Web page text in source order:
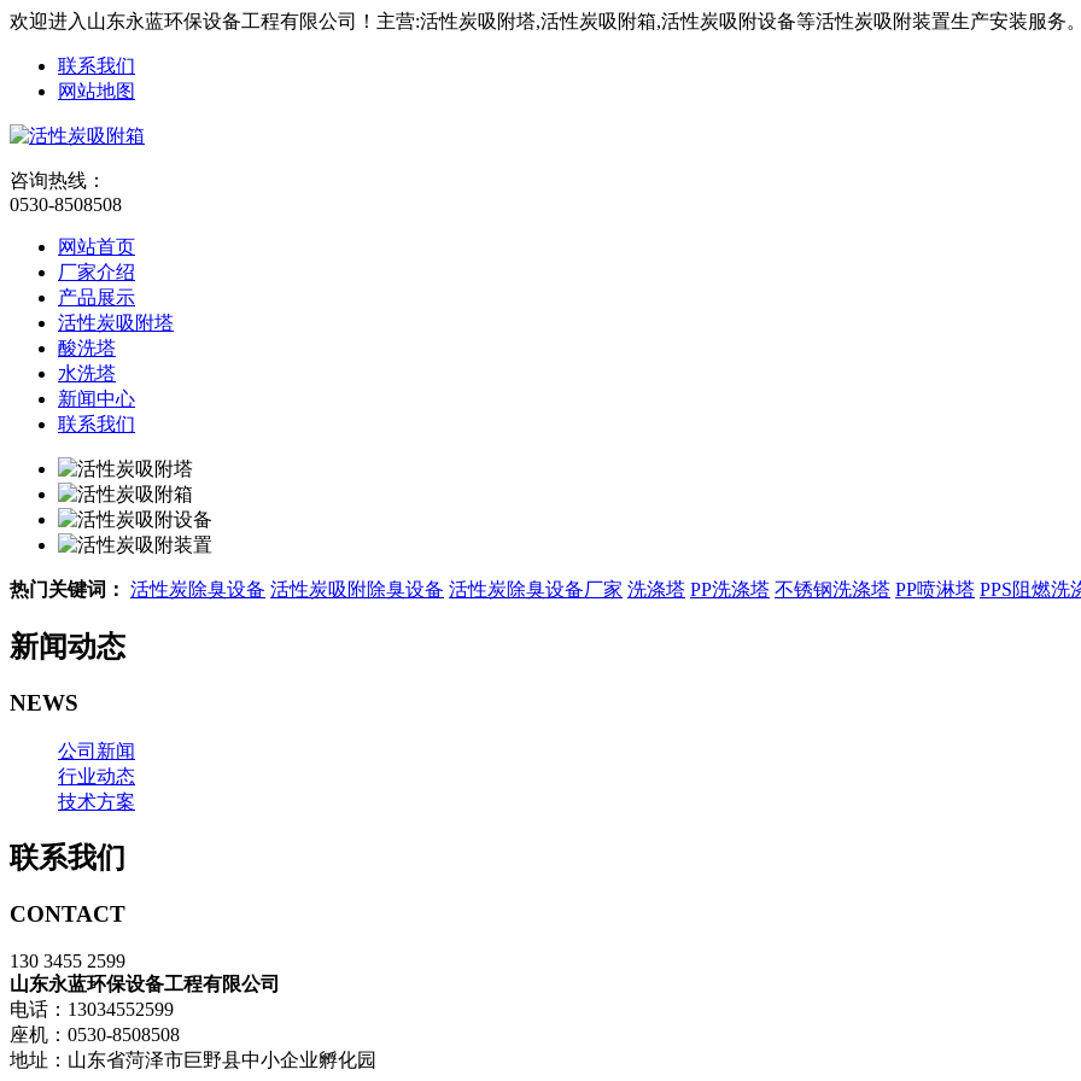
欢迎进入山东永蓝环保设备工程有限公司！主营:活性炭吸附塔,活性炭吸附箱,活性炭吸附设备等活性炭吸附装置生产安装服务
联系我们
网站地图
咨询热线：
0530-8508508
网站首页
厂家介绍
产品展示
活性炭吸附塔
酸洗塔
水洗塔
新闻中心
联系我们
热门关键词： 活性炭除臭设备 活性炭吸附除臭设备 活性炭除臭设备厂家 洗涤塔 PP洗涤塔 不锈钢洗涤塔 PP喷淋塔 PPS阻燃洗
新闻动态
NEWS
公司新闻
行业动态
技术方案
联系我们
CONTACT
130 3455 2599
山东永蓝环保设备工程有限公司
电话：13034552599
座机：0530-8508508
地址：山东省菏泽市巨野县中小企业孵化园